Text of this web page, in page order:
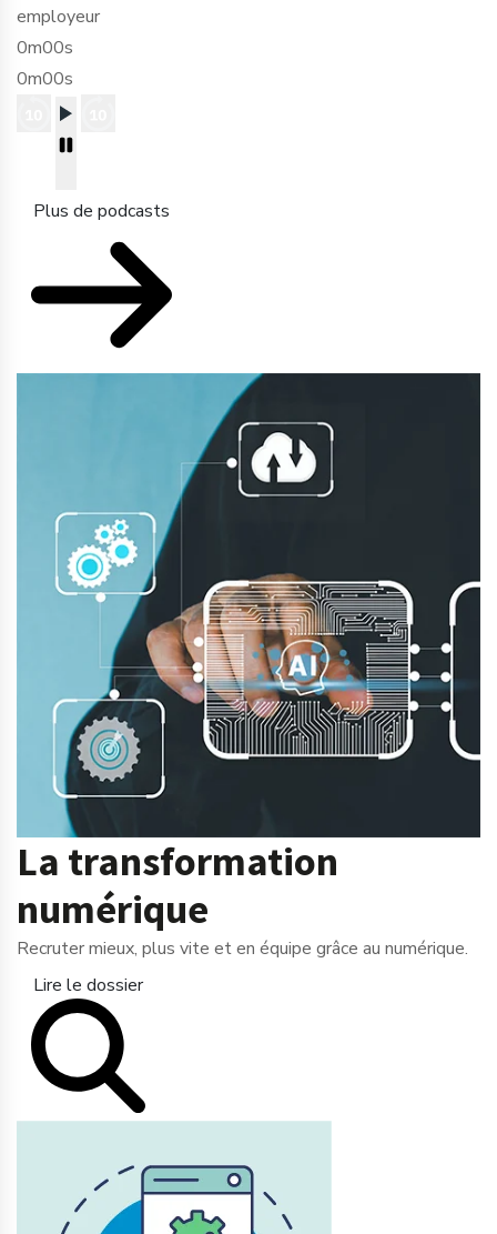
employeur
0m00s
0m00s
Plus de podcasts
La transformation
numérique
Recruter mieux, plus vite et en équipe grâce au numérique.
Lire le dossier